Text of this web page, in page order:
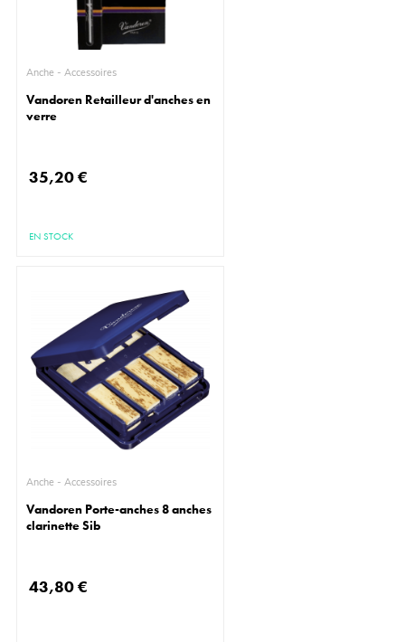
Anche - Accessoires
Vandoren Retailleur d'anches en
verre
35,20 €
EN STOCK
Anche - Accessoires
Vandoren Porte-anches 8 anches
clarinette Sib
43,80 €